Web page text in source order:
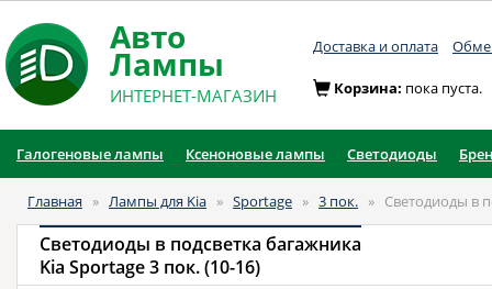
Авто
Лампы
ИНТЕРНЕТ-МАГАЗИН
Доставка и оплата
Корзина: пока пуста.
Галогеновые лампы Ксеноновые лампы Светодиоды
Главная » Лампы для Kia » Sportage » 3 пок. » Светодиоды в
Светодиоды в подсветка багажника
Kia Sportage 3 пок. (10-16)